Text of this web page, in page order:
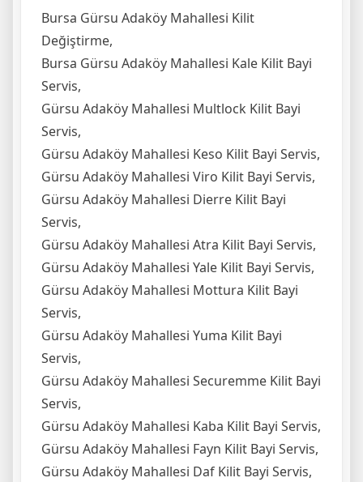
Bursa Gürsu Adaköy Mahallesi Kilit
Değiştirme,
Bursa Gürsu Adaköy Mahallesi Kale Kilit Bayi
Servis,
Gürsu Adaköy Mahallesi Multlock Kilit Bayi
Servis,
Gürsu Adaköy Mahallesi Keso Kilit Bayi Servis,
Gürsu Adaköy Mahallesi Viro Kilit Bayi Servis,
Gürsu Adaköy Mahallesi Dierre Kilit Bayi
Servis,
Gürsu Adaköy Mahallesi Atra Kilit Bayi Servis,
Gürsu Adaköy Mahallesi Yale Kilit Bayi Servis,
Gürsu Adaköy Mahallesi Mottura Kilit Bayi
Servis,
Gürsu Adaköy Mahallesi Yuma Kilit Bayi
Servis,
Gürsu Adaköy Mahallesi Securemme Kilit Bayi
Servis,
Gürsu Adaköy Mahallesi Kaba Kilit Bayi Servis,
Gürsu Adaköy Mahallesi Fayn Kilit Bayi Servis,
Gürsu Adaköy Mahallesi Daf Kilit Bayi Servis,